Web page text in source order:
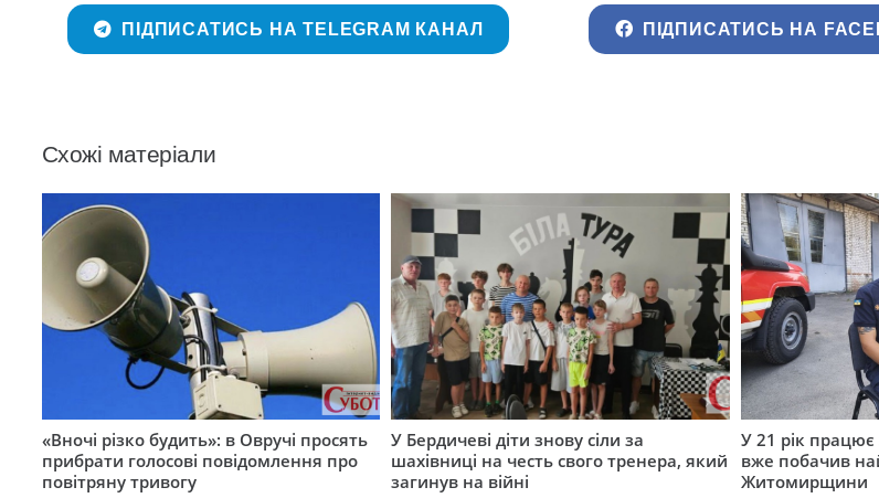
ПІДПИСАТИСЬ НА TELEGRAM КАНАЛ ПІДПИСАТИСЬ НА
Схожі матеріали
«Вночі різко будить»: в Овручі просять
прибрати голосові повідомлення про
повітряну тривогу
У Бердичеві діти знову сіли за
шахівниці на честь свого тренера, який
загинув на війні
У 21 рік
вже побачив
Житомирщини